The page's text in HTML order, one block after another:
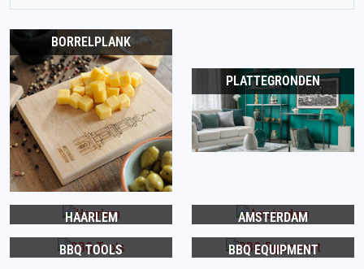
BORRELPLANK
PLATTEGRONDEN
HAARLEM AMSTERDAM
BBQ TOOLS BBQ EQUIPMENT